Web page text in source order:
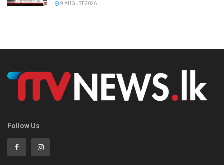
9 AUGUST 2026
Follow Us